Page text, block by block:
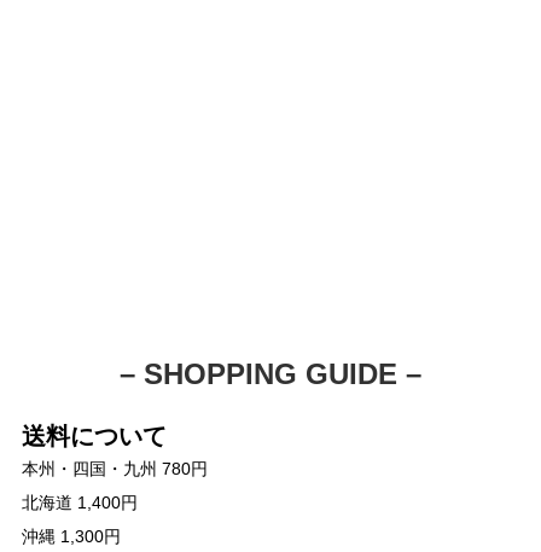
– SHOPPING GUIDE –
送料について
本州・四国・九州 780円
北海道 1,400円
沖縄 1,300円